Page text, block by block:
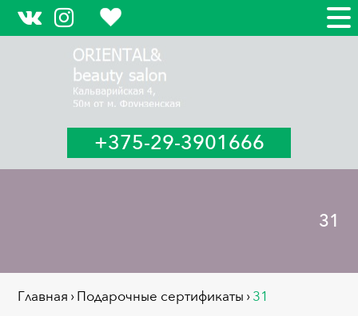
+375-29-3901666
31
Главная ›Подарочные сертификаты ›31